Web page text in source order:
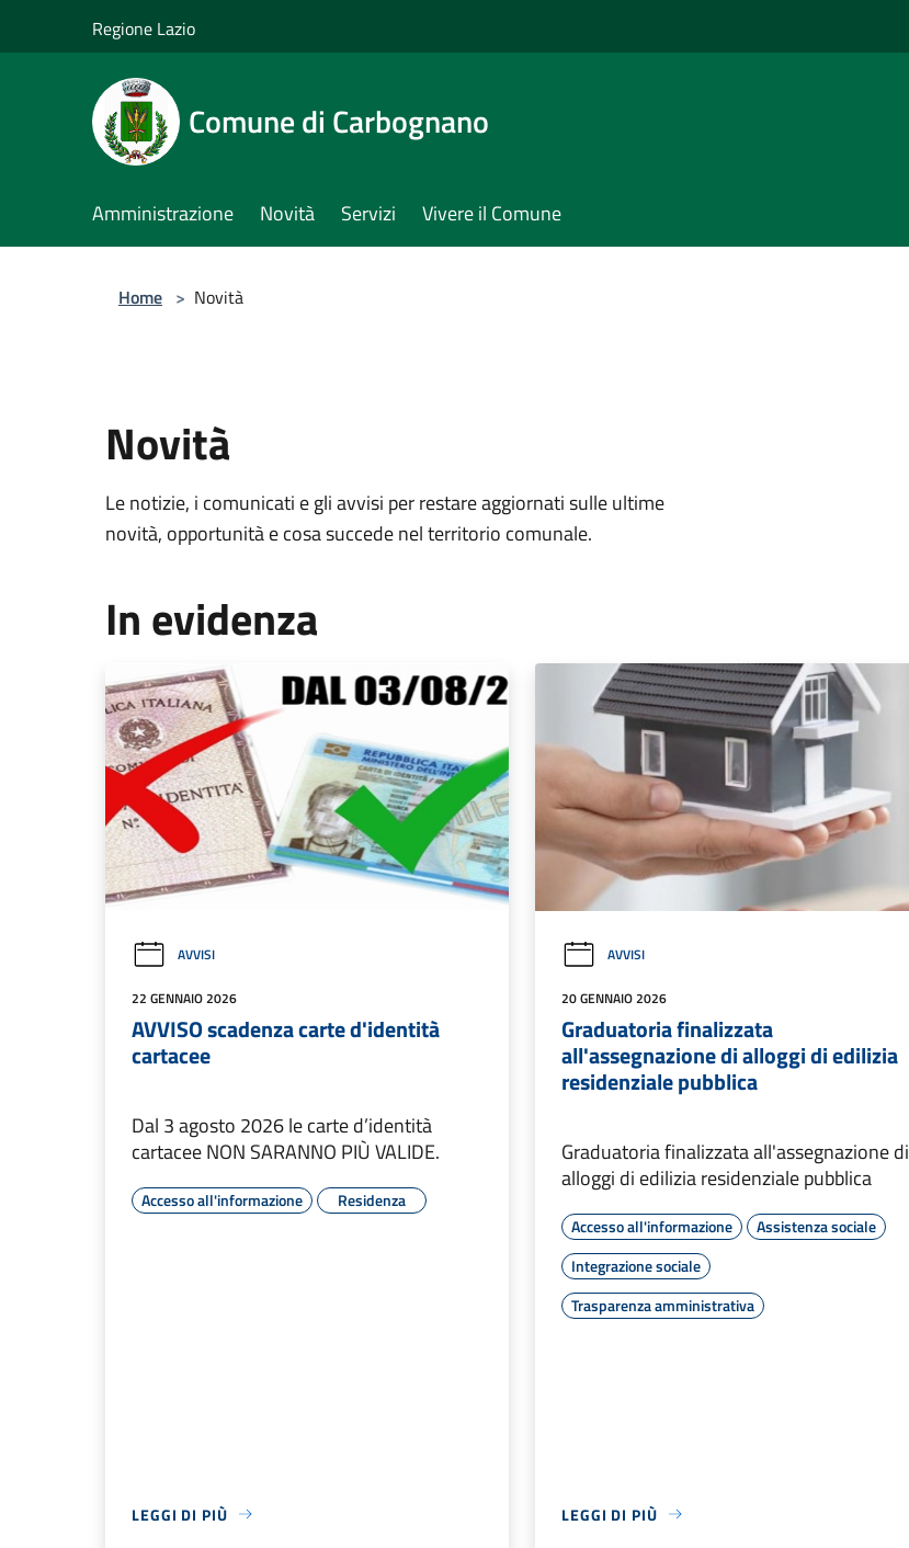
Regione Lazio
Comune di Carbognano
Amministrazione Novità Servizi Vivere il Comune
Home > Novità
Novità
Le notizie, i comunicati e gli avvisi per restare aggiornati sulle ultime
novità, opportunità e cosa succede nel territorio comunale.
In evidenza
AVVISI
22 GENNAIO 2026
AVVISO scadenza carte d'identità
cartacee
Dal 3 agosto 2026 le carte d’identità
cartacee NON SARANNO PIÙ VALIDE.
Accesso all'informazione Residenza
LEGGI DI PIÙ
AVVISI
20 GENNAIO 2026
Graduatoria finalizzata
all'assegnazione di alloggi di edilizia
residenziale pubblica
Graduatoria finalizzata all'assegnazione di
alloggi di edilizia residenziale pubblica
Accesso all'informazione
Assistenza sociale
Integrazione sociale
Trasparenza amministrativa
LEGGI DI PIÙ